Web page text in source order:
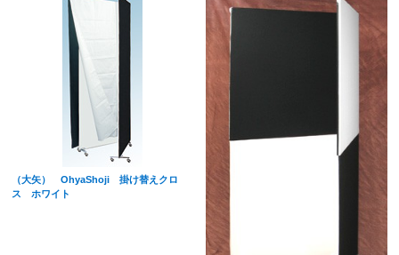
（大矢） OhyaShoji 掛け替えクロ
ス ホワイト